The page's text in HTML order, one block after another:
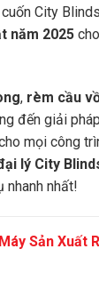
City
năm 2025
, rèm cầu
đến giải pháp
mọi công
lý City
nhanh nhất!
Sản Xuất